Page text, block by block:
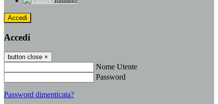
Accedi
Accedi
button close ×
Nome Utente
Password
Password dimenticata?